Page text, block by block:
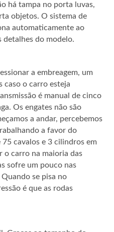
há tampa no porta luvas,
objetos. O sistema de
automaticamente ao
detalhes do modelo.
a embreagem, um
caso o carro esteja
é manual de cinco
Os engates não são
a andar, percebemos
a favor do
cavalos e 3 cilindros em
o carro na maioria das
sofre um pouco nas
se pisa no
é que as rodas